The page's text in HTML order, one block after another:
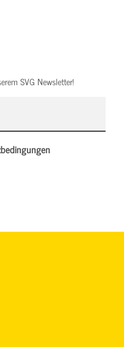
SVG Newsletter!